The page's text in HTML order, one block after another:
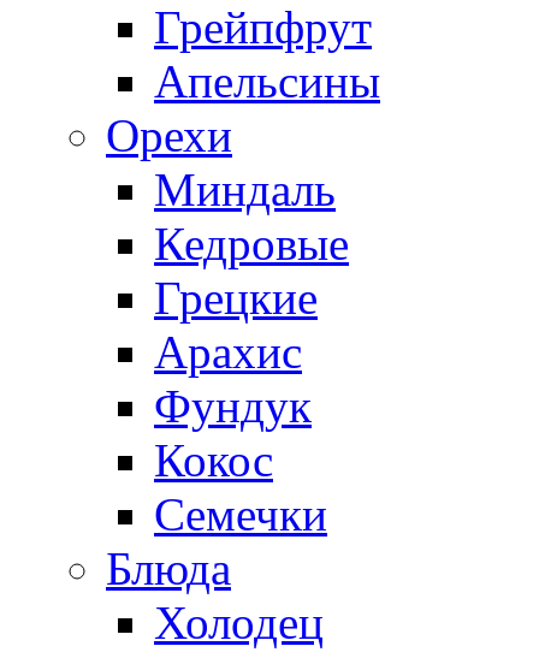
Грейпфрут
Апельсины
Орехи
Миндаль
Кедровые
Грецкие
Арахис
Фундук
Кокос
Семечки
Блюда
Холодец